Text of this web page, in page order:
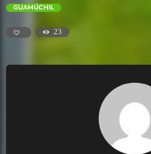
GUAMÚCHIL
23